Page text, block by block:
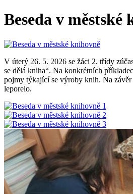
Beseda v městské
V úterý 26. 5. 2026 se žáci 2. třídy
se dělá kniha“. Na konkrétních
pojmy týkající se výroby knih. Na
leporelo.